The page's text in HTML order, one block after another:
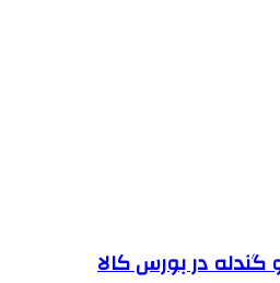
گندله در بورس کالا